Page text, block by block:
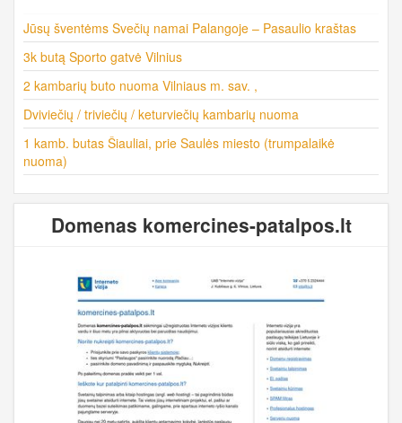
Jūsų šventėms Svečių namai Palangoje – Pasaulio kraštas
3k butą Sporto gatvė Vilnius
2 kambarių buto nuoma Vilniaus m. sav. ,
Dviviečių / triviečių / keturviečių kambarių nuoma
1 kamb. butas Šiauliai, prie Saulės miesto (trumpalaikė
nuoma)
Domenas komercines-patalpos.lt